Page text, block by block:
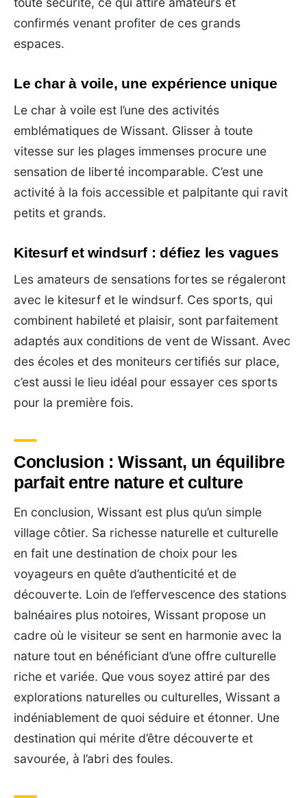
confirmés venant profiter de ces grands
espaces.
Le char à voile, une expérience unique
Le char à voile est l’une des activités
emblématiques de Wissant. Glisser à toute
vitesse sur les plages immenses procure une
sensation de liberté incomparable. C’est une
activité à la fois accessible et palpitante qui ravit
petits et grands.
Kitesurf et windsurf : défiez les vagues
Les amateurs de sensations fortes se régaleront
avec le kitesurf et le windsurf. Ces sports, qui
combinent habileté et plaisir, sont parfaitement
adaptés aux conditions de vent de Wissant. Avec
des écoles et des moniteurs certifiés sur place,
c’est aussi le lieu idéal pour essayer ces sports
pour la première fois.
Conclusion : Wissant, un équilibre
parfait entre nature et culture
En conclusion, Wissant est plus qu’un simple
village côtier. Sa richesse naturelle et culturelle
en fait une destination de choix pour les
voyageurs en quête d’authenticité et de
découverte. Loin de l’effervescence des stations
balnéaires plus notoires, Wissant propose un
cadre où le visiteur se sent en harmonie avec la
nature tout en bénéficiant d’une offre culturelle
riche et variée. Que vous soyez attiré par des
explorations naturelles ou culturelles, Wissant a
indéniablement de quoi séduire et étonner. Une
destination qui mérite d’être découverte et
savourée, à l’abri des foules.